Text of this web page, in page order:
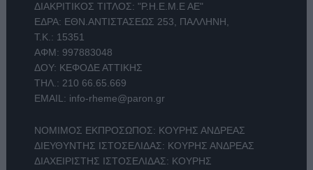
ΔΙΑΚΡΙΤΙΚΟΣ ΤΙΤΛΟΣ: "Ρ.Η.Ε.Μ.Ε ΑΕ"
ΕΔΡΑ: ΕΘΝ.ΑΝΤΙΣΤΑΣΕΩΣ 253, ΠΑΛΛΗΝΗ,
Τ.Κ.: 15351
ΑΦΜ: 997883048
ΔΟΥ: ΚΕΦΟΔΕ ΑΤΤΙΚΗΣ
ΤΗΛ.: 210 66.65.669
EMAIL: info-rheme@paron.gr
ΝΟΜΙΜΟΣ ΕΚΠΡΟΣΩΠΟΣ: ΚΟΥΡΗΣ ΑΝΔΡΕΑΣ
ΔΙΕΥΘΥΝΤΗΣ ΙΣΤΟΣΕΛΙΔΑΣ: ΚΟΥΡΗΣ ΑΝΔΡΕΑΣ
ΔΙΑΧΕΙΡΙΣΤΗΣ ΙΣΤΟΣΕΛΙΔΑΣ: ΚΟΥΡΗΣ